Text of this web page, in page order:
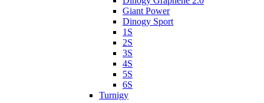
Giant Power
Dinogy Sport
1S
2S
3S
4S
5S
6S
Turnigy